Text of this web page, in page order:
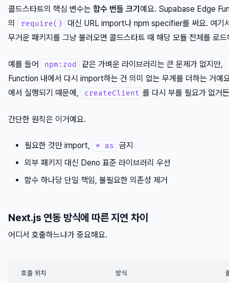
콜드스타트의 핵심 변수는 함수 번들 크기 예요. Supabase Edge
의
require()
대신 URL import나 npm specifier를 써요. 여기
무거운 패키지를 그냥 불러오면 콜드스타트 때 해당 모듈 전체를 로
예를 들어 npm:zod 같은 가벼운 라이브러리는 큰 문제가 없지만,
Function 내에서 다시 import하는 건 의미 없는 무게를 더하는 거
에서 실행되기 때문에,
createClient 를 다시 부를 필요가 없거
간단한 원칙은 이거예요.
필요한 것만 import, * as
금지
외부 패키지 대신 Deno 표준 라이브러리 우선
함수 하나당 단일 책임, 불필요한 의존성 제거
Next.js 연동 방식에 따른 지연 차이
어디서 호출하느냐가 중요해요.
호출 위치 방식